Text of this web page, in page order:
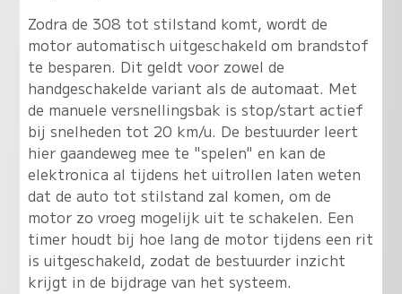
Zodra de 308 tot stilstand komt, wordt de
motor automatisch uitgeschakeld om brandstof
te besparen. Dit geldt voor zowel de
handgeschakelde variant als de automaat. Met
de manuele versnellingsbak is stop/start actief
bij snelheden tot 20 km/u. De bestuurder leert
hier gaandeweg mee te "spelen" en kan de
elektronica al tijdens het uitrollen laten weten
dat de auto tot stilstand zal komen, om de
motor zo vroeg mogelijk uit te schakelen. Een
timer houdt bij hoe lang de motor tijdens een rit
is uitgeschakeld, zodat de bestuurder inzicht
krijgt in de bijdrage van het systeem.